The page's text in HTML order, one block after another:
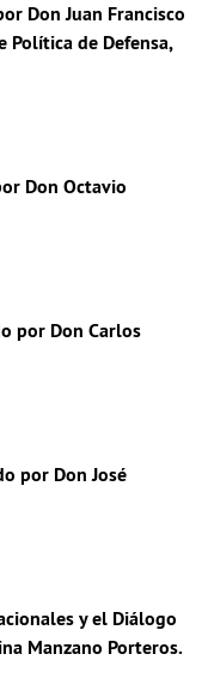
Don Juan Francisco
Política de Defensa,
Don Octavio
por Don Carlos
por Don José
y el Diálogo
Manzano Porteros.